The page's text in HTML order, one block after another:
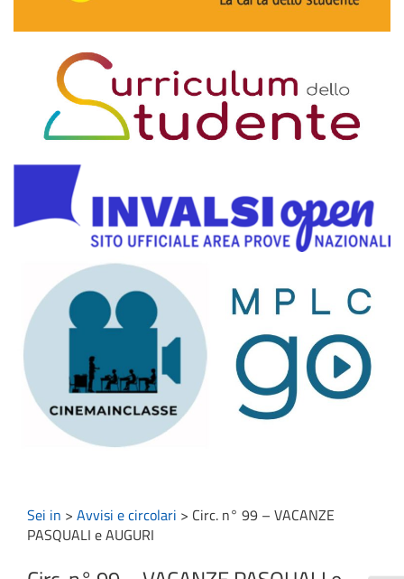
Sei in > Avvisi e circolari > Circ. n° 99 – VACANZE
PASQUALI e AUGURI